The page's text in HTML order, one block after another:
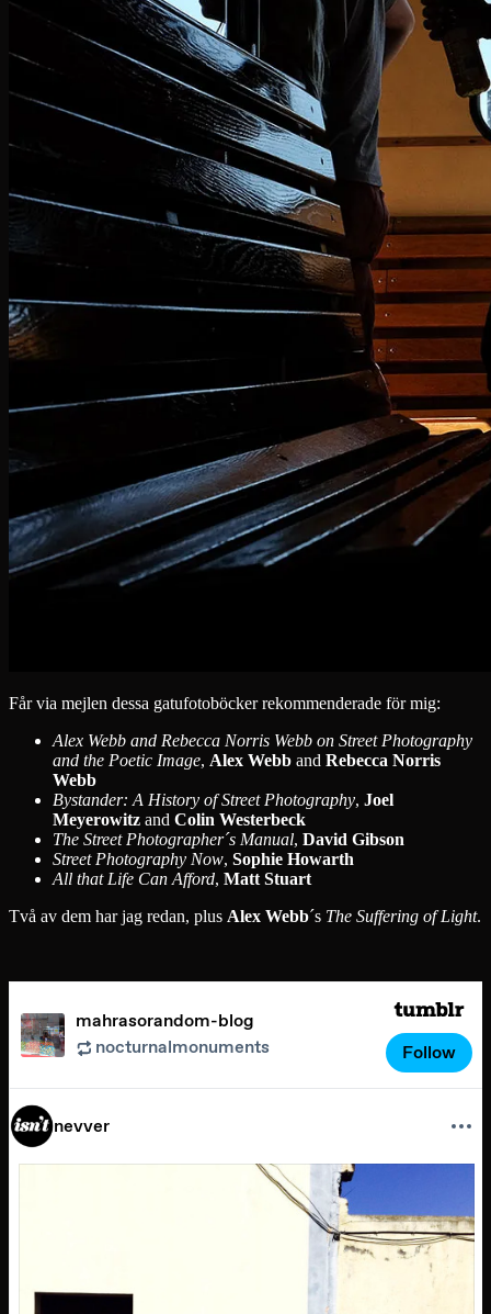
Får via mejlen dessa gatufotoböcker rekommenderade för mig:
Alex Webb and Rebecca Norris Webb on Street Photography
and the Poetic Image, Alex Webb and Rebecca Norris
Webb
Bystander: A History of Street Photography, Joel
Meyerowitz and Colin Westerbeck
The Street Photographer´s Manual, David Gibson
Street Photography Now, Sophie Howarth
All that Life Can Afford, Matt Stuart
Två av dem har jag redan, plus Alex Webb´s The Suffering of Light.